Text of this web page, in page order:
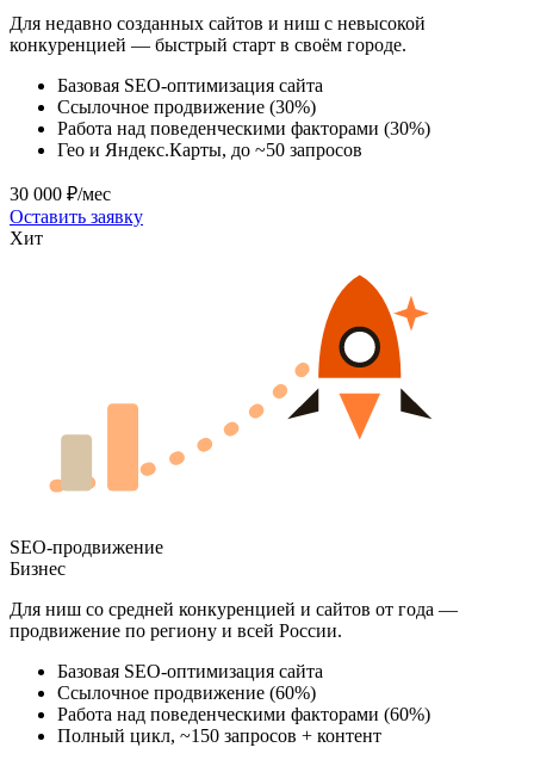
Для недавно созданных сайтов и ниш с невысокой
конкуренцией — быстрый старт в своём городе.
Базовая SEO-оптимизация сайта
Ссылочное продвижение (30%)
Работа над поведенческими факторами (30%)
Гео и Яндекс.Карты, до ~50 запросов
30 000 ₽/мес
Оставить заявку
Хит
SEO-продвижение
Бизнес
Для ниш со средней конкуренцией и сайтов от года —
продвижение по региону и всей России.
Базовая SEO-оптимизация сайта
Ссылочное продвижение (60%)
Работа над поведенческими факторами (60%)
Полный цикл, ~150 запросов + контент